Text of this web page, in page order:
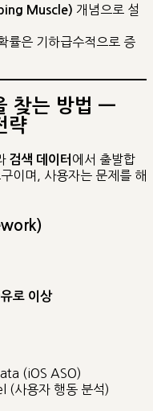
Muscle) 개념으로 설
률은 기하급수적으로 증
찾는 방법 —
략
검색 데이터 에서 출발합
이며, 사용자는 문제를 해
로 이상
(iOS ASO)
사용자 행동 분석)